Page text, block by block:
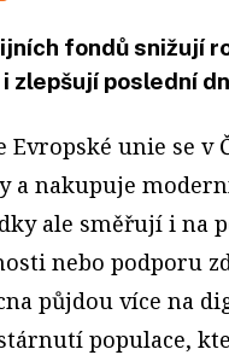
fondů snižují
zlepšují poslední
Evropské unie se v
a nakupuje
ale směřují i na
nebo podporu
půjdou více na
populace,